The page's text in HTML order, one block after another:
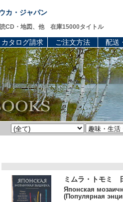
カ・ジャパン
CD・地図、他 在庫15000タイトル
カタログ請求 ご注文方法 配送
ミムラ・トモミ
Японская
(Популярная